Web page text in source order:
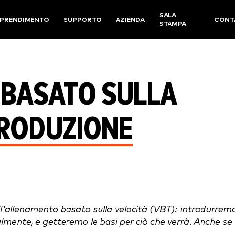
SUPPORTO AZIENDA
SALA
STAMPA
SULLA
basato sulla velocità (VBT):
e getteremo le basi per ciò che verrà. Anche se